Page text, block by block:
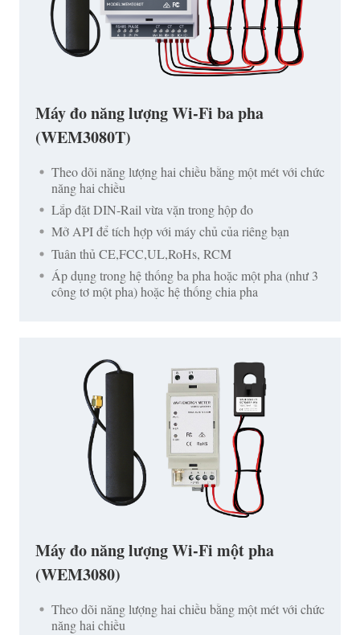
Máy đo năng lượng Wi-Fi ba pha
(WEM3080T)
Theo dõi năng lượng hai chiều bằng một mét với chức
năng hai chiều
Lắp đặt DIN-Rail vừa vặn trong hộp đo
Mở API để tích hợp với máy chủ của riêng bạn
Tuân thủ CE,FCC,UL,RoHs, RCM
Áp dụng trong hệ thống ba pha hoặc một pha (như 3
công tơ một pha) hoặc hệ thống chia pha
Máy đo năng lượng Wi-Fi một pha
(WEM3080)
Theo dõi năng lượng hai chiều bằng một mét với chức
năng hai chiều